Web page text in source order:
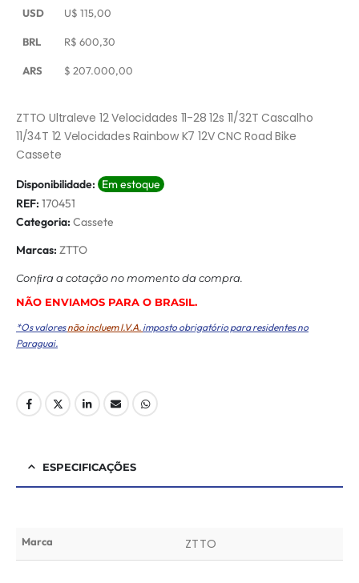
USD U$ 115,00
BRL R$ 600,30
ARS $ 207.000,00
ZTTO Ultraleve 12 Velocidades 11-28 12s 11/32T Cascalho
11/34T 12 Velocidades Rainbow K7 12V CNC Road Bike
Cassete
Disponibilidade: Em estoque
REF: 170451
Categoria: Cassete
Marcas: ZTTO
Conﬁra a cotação no momento da compra.
NÃO ENVIAMOS PARA O BRASIL.
*Os valoresnão incluem I.V.A. imposto obrigatório para residentes no
Paraguai.
ESPECIFICAÇÕES
Marca ZTTO